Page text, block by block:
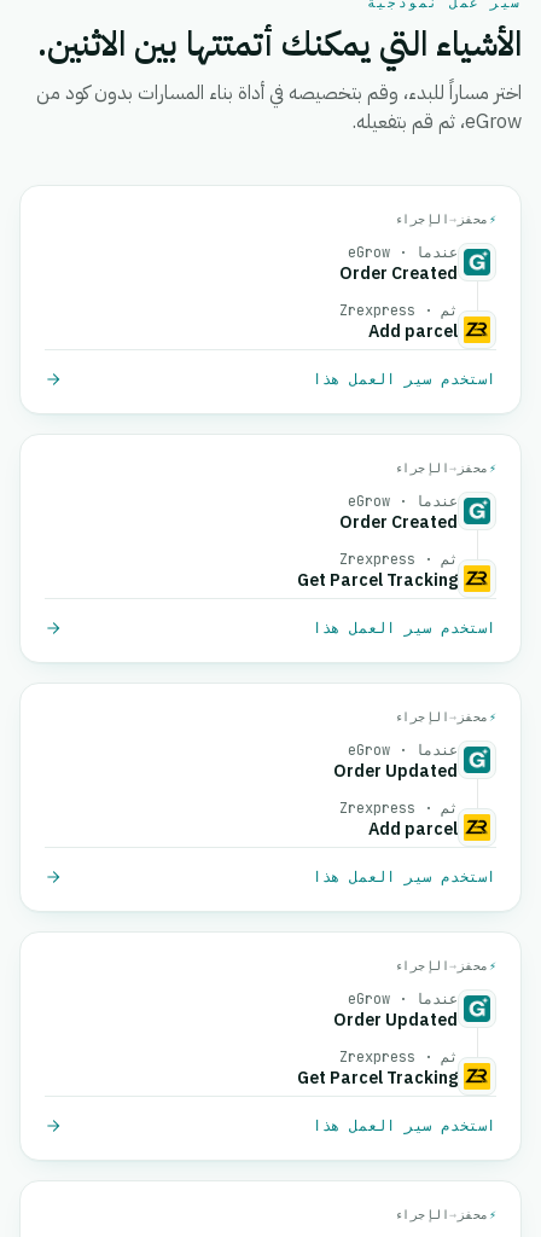
الأشياء التي يمكنك أتمتتها بين الاثنين.
اختر مساراً للبدء، وقم بتخصيصه في أداة بناء المسارات بدون كود من
eGrow، ثم قم بتفعيله.
⚡ محفز →الإجراء
عندما · eGrow
Order Created
ثم · Zrexpress
Add parcel
استخدم سير العمل هذا
⚡ محفز →الإجراء
عندما · eGrow
Order Created
ثم · Zrexpress
Get Parcel Tracking
استخدم سير العمل هذا
⚡ محفز →الإجراء
عندما · eGrow
Order Updated
ثم · Zrexpress
Add parcel
استخدم سير العمل هذا
⚡ محفز →الإجراء
عندما · eGrow
Order Updated
ثم · Zrexpress
Get Parcel Tracking
استخدم سير العمل هذا
⚡ محفز →الإجراء